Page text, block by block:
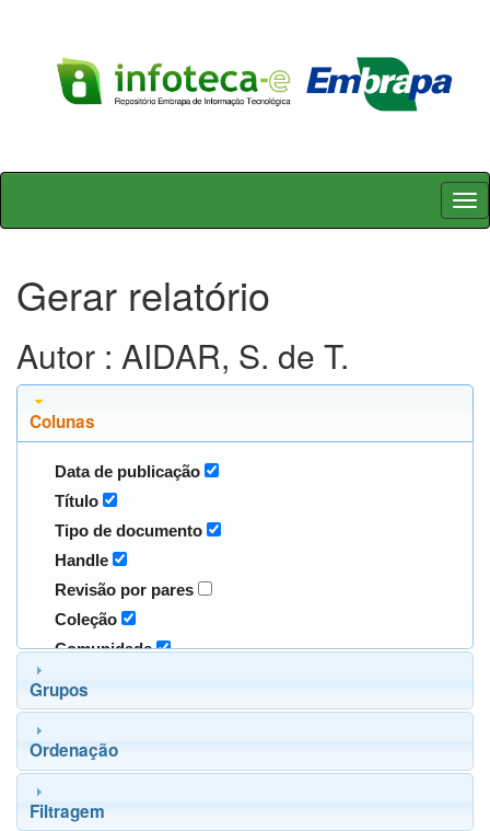
Skip
Gerar relatório
Autor : AIDAR, S. de T.
Colunas
Data de publicação
Título
Tipo de documento
Handle
Revisão por pares
Coleção
Comunidade
Grupos
Ordenação
Filtragem